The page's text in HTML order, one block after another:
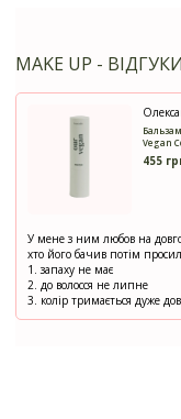
MAKE UP -
Vegan
455
У мене з ним любов на довго.
хто його бачив потім
1. запаху не має
2. до волосся не липне
3. колір тримається дуже